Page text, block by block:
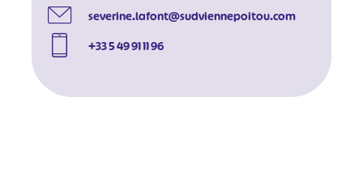
severine.lafont@sudviennepoitou.com
+33 5 49 91 11 96